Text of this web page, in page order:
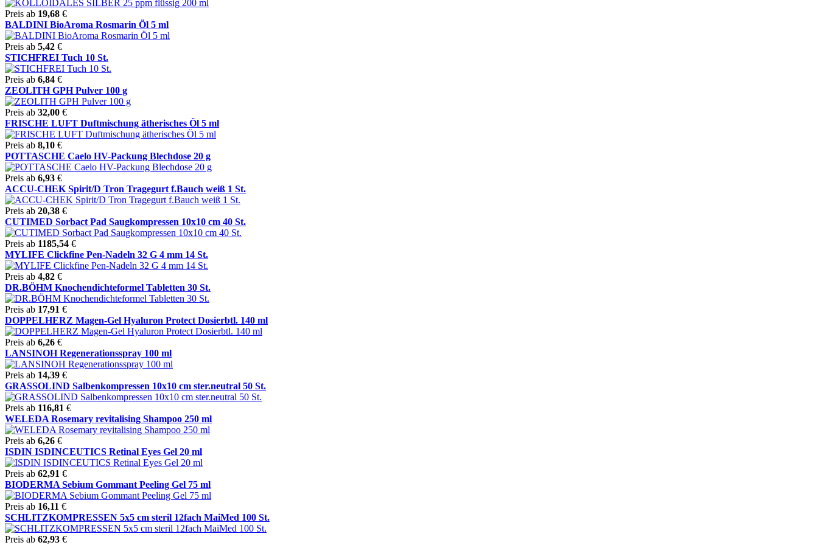
Preis ab 19,68 €
BALDINI BioAroma Rosmarin Öl 5 ml
Preis ab 5,42 €
STICHFREI Tuch 10 St.
Preis ab 6,84 €
ZEOLITH GPH Pulver 100 g
Preis ab 32,00 €
FRISCHE LUFT Duftmischung ätherisches Öl 5 ml
Preis ab 8,10 €
POTTASCHE Caelo HV-Packung Blechdose 20 g
Preis ab 6,93 €
ACCU-CHEK Spirit/D Tron Tragegurt f.Bauch weiß 1 St.
Preis ab 20,38 €
CUTIMED Sorbact Pad Saugkompressen 10x10 cm 40 St.
Preis ab 1185,54 €
MYLIFE Clickfine Pen-Nadeln 32 G 4 mm 14 St.
Preis ab 4,82 €
DR.BÖHM Knochendichteformel Tabletten 30 St.
Preis ab 17,91 €
DOPPELHERZ Magen-Gel Hyaluron Protect Dosierbtl. 140 ml
Preis ab 6,26 €
LANSINOH Regenerationsspray 100 ml
Preis ab 14,39 €
GRASSOLIND Salbenkompressen 10x10 cm ster.neutral 50 St.
Preis ab 116,81 €
WELEDA Rosemary revitalising Shampoo 250 ml
Preis ab 6,26 €
ISDIN ISDINCEUTICS Retinal Eyes Gel 20 ml
Preis ab 62,91 €
BIODERMA Sebium Gommant Peeling Gel 75 ml
Preis ab 16,11 €
SCHLITZKOMPRESSEN 5x5 cm steril 12fach MaiMed 100 St.
Preis ab 62,93 €